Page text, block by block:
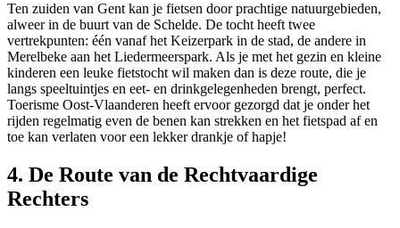
Ten zuiden van Gent kan je fietsen door prachtige natuurgebieden,
alweer in de buurt van de Schelde. De tocht heeft twee
vertrekpunten: één vanaf het Keizerpark in de stad, de andere in
Merelbeke aan het Liedermeerspark. Als je met het gezin en kleine
kinderen een leuke fietstocht wil maken dan is deze route, die je
langs speeltuintjes en eet- en drinkgelegenheden brengt, perfect.
Toerisme Oost-Vlaanderen heeft ervoor gezorgd dat je onder het
rijden regelmatig even de benen kan strekken en het fietspad af en
toe kan verlaten voor een lekker drankje of hapje!
4. De Route van de Rechtvaardige
Rechters